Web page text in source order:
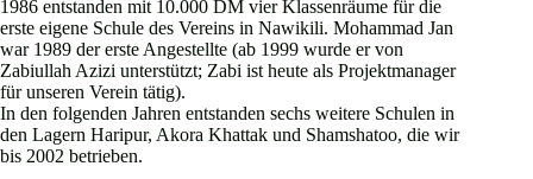
1986 entstanden mit 10.000 DM vier Klassenräume für die
erste eigene Schule des Vereins in Nawikili. Mohammad Jan
war 1989 der erste Angestellte (ab 1999 wurde er von
Zabiullah Azizi unterstützt; Zabi ist heute als Projektmanager
für unseren Verein tätig).
In den folgenden Jahren entstanden sechs weitere Schulen in
den Lagern Haripur, Akora Khattak und Shamshatoo, die wir
bis 2002 betrieben.